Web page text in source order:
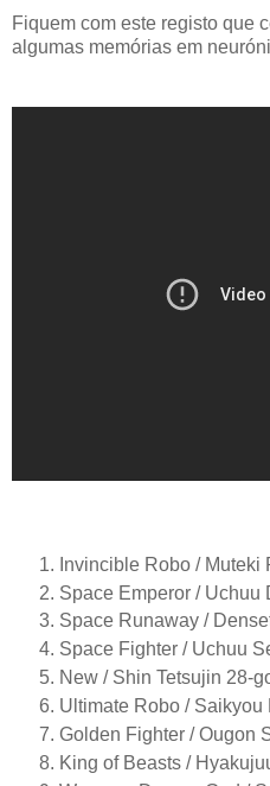
Fiquem com este registo que
algumas memórias em
Invincible Robo / Muteki
Space Emperor / Uchuu
Space Runaway /
Space Fighter / Uchuu
New / Shin Tetsujin 28-
Ultimate Robo /
Golden Fighter / Ougon
King of Beasts /